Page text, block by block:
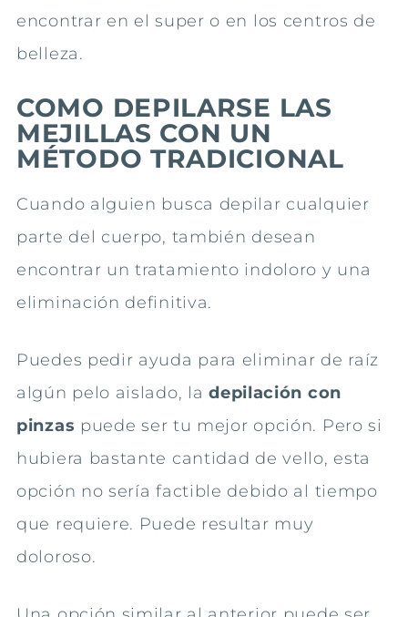
encontrar en el super o en los centros de
belleza.
COMO DEPILARSE LAS
MEJILLAS CON UN
MÉTODO TRADICIONAL
Cuando alguien busca depilar cualquier
parte del cuerpo, también desean
encontrar un tratamiento indoloro y una
eliminación definitiva.
Puedes pedir ayuda para eliminar de raíz
algún pelo aislado, ladepilación con
pinzas puede ser tu mejor opción. Pero si
hubiera bastante cantidad de vello, esta
opción no sería factible debido al tiempo
que requiere. Puede resultar muy
doloroso.